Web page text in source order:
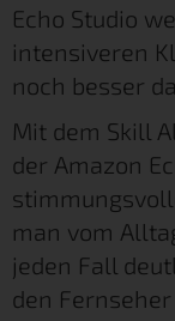
Echo Studio
intensiveren
noch besser
Mit dem Skill
der Amazon
man vom
jeden Fall
den